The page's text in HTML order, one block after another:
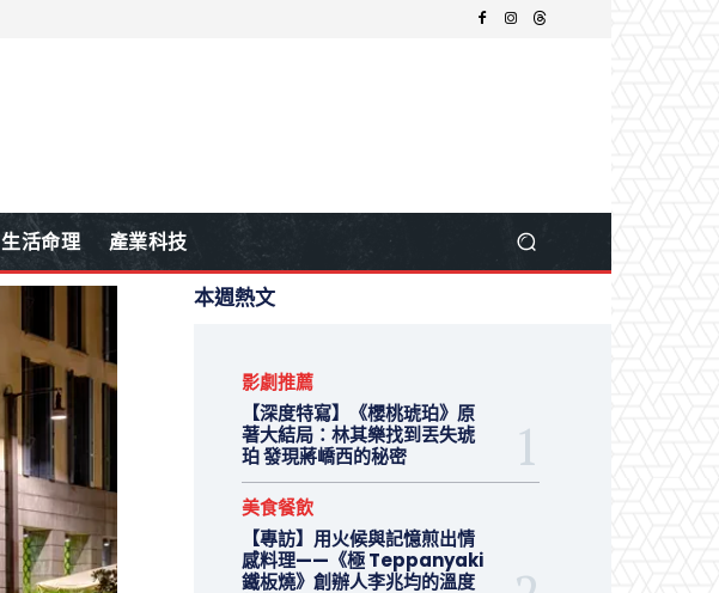
生活命理 產業科技
本週熱文
影劇推薦
【深度特寫】《櫻桃琥珀》原
著大結局：林其樂找到丟失琥
珀 發現蔣嶠西的秘密
美食餐飲
【專訪】用火候與記憶煎出情
感料理——《極 Teppanyaki
鐵板燒》創辦人李兆均的溫度